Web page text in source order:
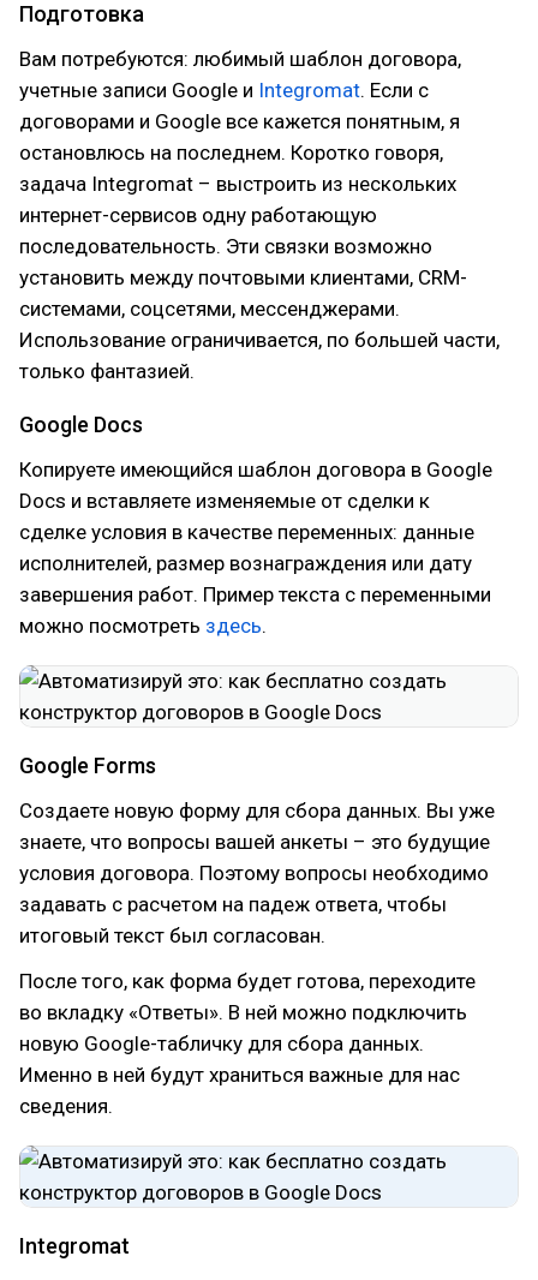
Подготовка
Вам потребуются: любимый шаблон договора,
учетные записи Google и Integromat. Если с
договорами и Google все кажется понятным, я
остановлюсь на последнем. Коротко говоря,
задача Integromat – выстроить из нескольких
интернет-сервисов одну работающую
последовательность. Эти связки возможно
установить между почтовыми клиентами, CRM-
системами, соцсетями, мессенджерами.
Использование ограничивается, по большей части,
только фантазией.
Google Docs
Копируете имеющийся шаблон договора в Google
Docs и вставляете изменяемые от сделки к
сделке условия в качестве переменных: данные
исполнителей, размер вознаграждения или дату
завершения работ. Пример текста с переменными
можно посмотреть здесь.
Google Forms
Cоздаете новую форму для сбора данных. Вы уже
знаете, что вопросы вашей анкеты – это будущие
условия договора. Поэтому вопросы необходимо
задавать с расчетом на падеж ответа, чтобы
итоговый текст был согласован.
После того, как форма будет готова, переходите
во вкладку «Ответы». В ней можно подключить
новую Google-табличку для сбора данных.
Именно в ней будут храниться важные для нас
сведения.
Integromat